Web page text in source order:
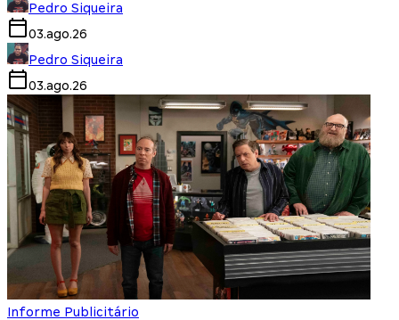
Pedro Siqueira
03.ago.26
Pedro Siqueira
03.ago.26
Informe Publicitário